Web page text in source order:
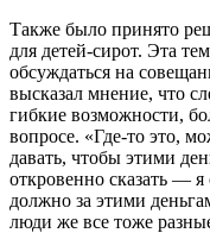
Также было принято
для детей-сирот. Эта
обсуждаться на
высказал мнение, что
гибкие возможности,
вопросе. «Где-то это,
давать, чтобы этими
откровенно сказать —
должно за этими
люди же все тоже